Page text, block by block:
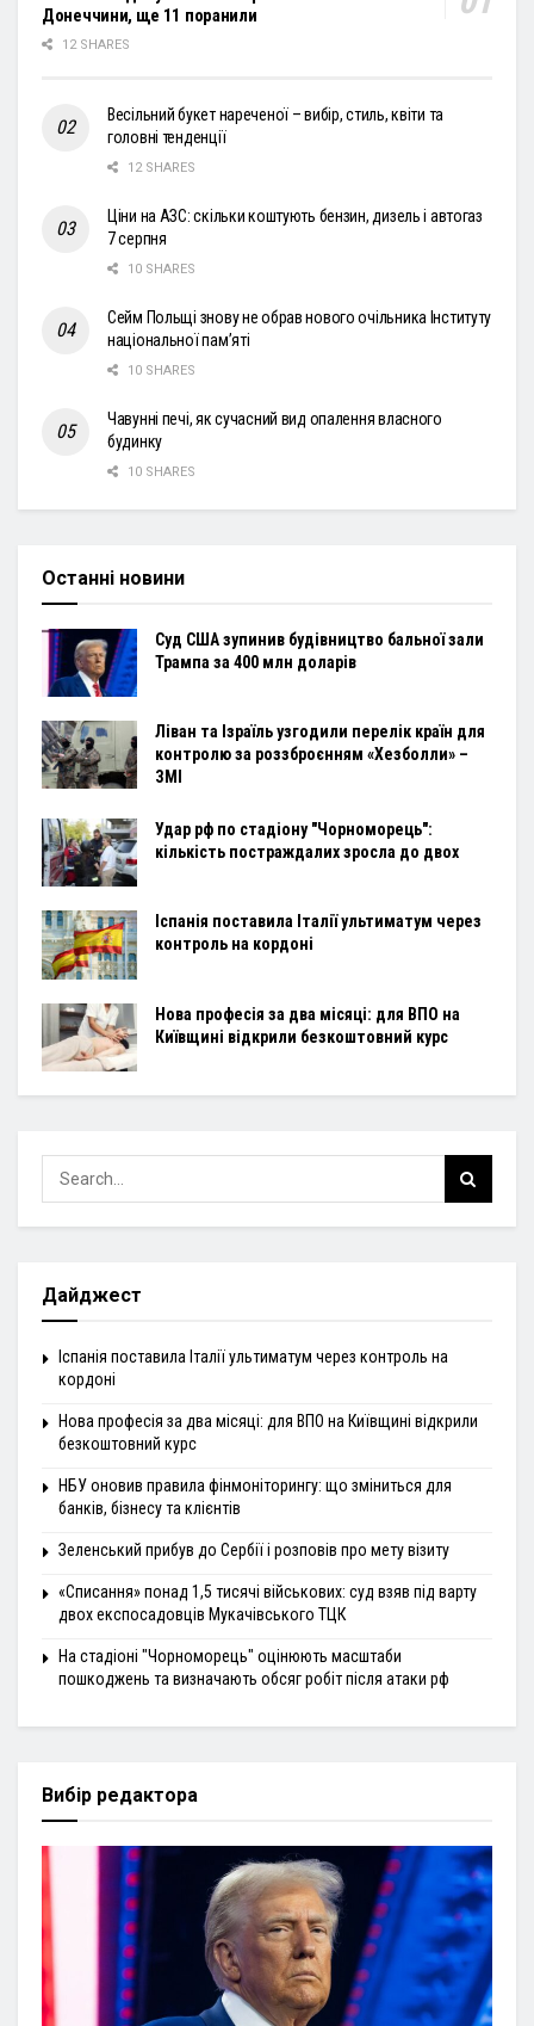
Донеччини, ще 11 поранили
12 SHARES
Весільний букет нареченої – вибір, стиль, квіти та
головні тенденції
12 SHARES
Ціни на АЗС: скільки коштують бензин, дизель і автогаз
7 серпня
10 SHARES
Сейм Польщі знову не обрав нового очільника Інституту
національної пам’яті
10 SHARES
Чавунні печі, як сучасний вид опалення власного
будинку
10 SHARES
Останні новини
Суд США зупинив будівництво бальної зали
Трампа за 400 млн доларів
Ліван та Ізраїль узгодили перелік країн для
контролю за роззброєнням «Хезболли» –
ЗМІ
Удар рф по стадіону "Чорноморець":
кількість постраждалих зросла до двох
Іспанія поставила Італії ультиматум через
контроль на кордоні
Нова професія за два місяці: для ВПО на
Київщині відкрили безкоштовний курс
Дайджест
Іспанія поставила Італії ультиматум через контроль на
кордоні
Нова професія за два місяці: для ВПО на Київщині відкрили
безкоштовний курс
НБУ оновив правила фінмоніторингу: що зміниться для
банків, бізнесу та клієнтів
Зеленський прибув до Сербії і розповів про мету візиту
«Списання» понад 1,5 тисячі військових: суд взяв під варту
двох експосадовців Мукачівського ТЦК
На стадіоні "Чорноморець" оцінюють масштаби
пошкоджень та визначають обсяг робіт після атаки рф
Вибір редактора